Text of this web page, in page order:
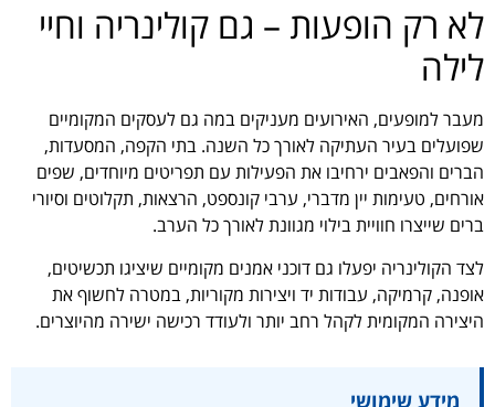
לא רק הופעות – גם קולינריה וחיי
לילה
מעבר למופעים, האירועים מעניקים במה גם לעסקים המקומיים
שפועלים בעיר העתיקה לאורך כל השנה. בתי הקפה, המסעדות,
הברים והפאבים ירחיבו את הפעילות עם תפריטים מיוחדים, שפים
אורחים, טעימות יין מדברי, ערבי קונספט, הרצאות, תקלוטים וסיורי
ברים שייצרו חוויית בילוי מגוונת לאורך כל הערב.
לצד הקולינריה יפעלו גם דוכני אמנים מקומיים שיציגו תכשיטים,
אופנה, קרמיקה, עבודות יד ויצירות מקוריות, במטרה לחשוף את
היצירה המקומית לקהל רחב יותר ולעודד רכישה ישירה מהיוצרים.
מידע שימושי